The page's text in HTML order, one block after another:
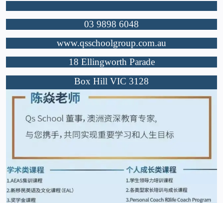
03 9898 6048
www.qsschoolgroup.com.au
18 Ellingworth Parade
Box Hill VIC 3128